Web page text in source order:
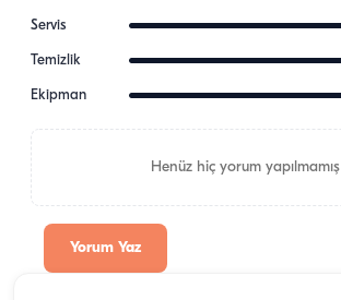
Servis
Temizlik
Ekipman
Henüz hiç yorum yapılmamış
Yorum Yaz